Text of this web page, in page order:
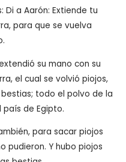
Di a Aarón: Extiende tu
para que se vuelva
su mano con su
el cual se volvió piojos,
todo el polvo de la
de Egipto.
para sacar piojos
pudieron. Y hubo piojos